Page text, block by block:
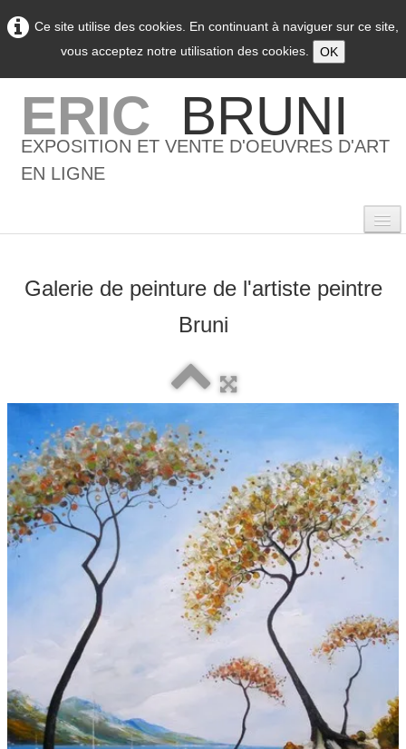
Ce site utilise des cookies. En continuant à naviguer sur ce site,
vous acceptez notre utilisation des cookies.
OK
ERIC BRUNI
EXPOSITION ET VENTE D'OEUVRES D'ART
EN LIGNE
0
▼
Vente▼
Boutique
Contact
Newsletter
Français
Galerie de peinture de l'artiste peintre
Bruni